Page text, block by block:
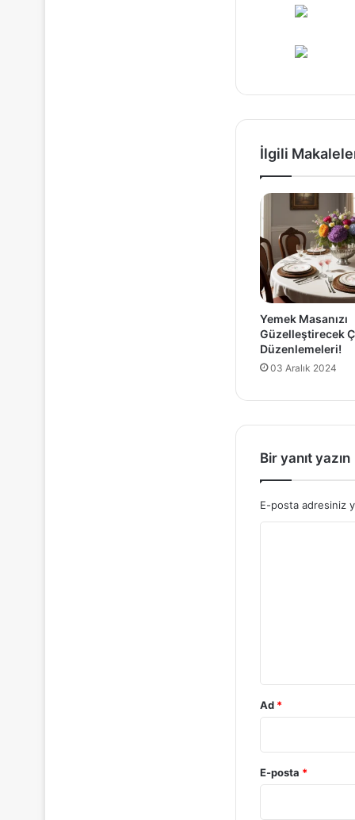
İlgili
Yemek Masanızı
Güzelleştirecek
Düzenlemeleri!
03 Aralık 2024
Bir yanıt yazın
E-posta adresiniz
Ad *
E-posta *